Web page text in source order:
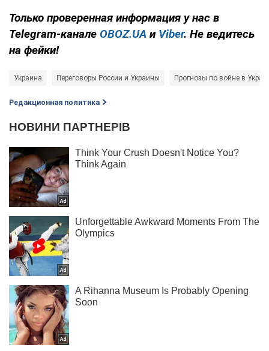
Только проверенная информация у нас в
Telegram-канале OBOZ.UA и Viber. Не ведитесь
на фейки!
Украина Переговоры России и Украины Прогнозы по войне в
Редакционная политика